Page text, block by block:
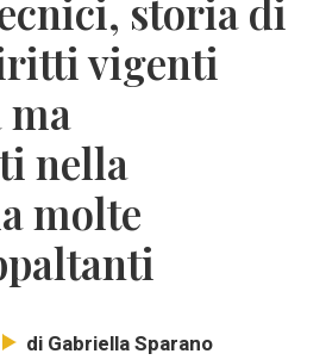
storia di
vigenti
ma
nella
molte
di Gabriella Sparano